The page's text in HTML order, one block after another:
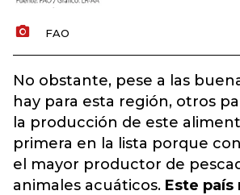
FAO
No obstante, pese a las
hay para esta región, otros
la producción de este
primera en la lista porque
el mayor productor de
animales acuáticos. Este